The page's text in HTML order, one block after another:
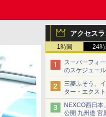
アクセス
1時間 24
スーパーフォ
のスケジュー
を紹介
三菱ふそう、
ター・エクス
ックベースの
NEXCO西日本
公開 九州道 宮